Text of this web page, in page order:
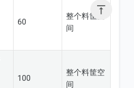

60
整个料筐空
间
100
整个料筐空
间